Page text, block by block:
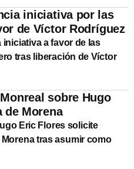
iniciativa por las
de Víctor Rodríguez
iniciativa a favor de las
tras liberación de Víctor
sobre Hugo
de Morena
Eric Flores solicite
tras asumir como